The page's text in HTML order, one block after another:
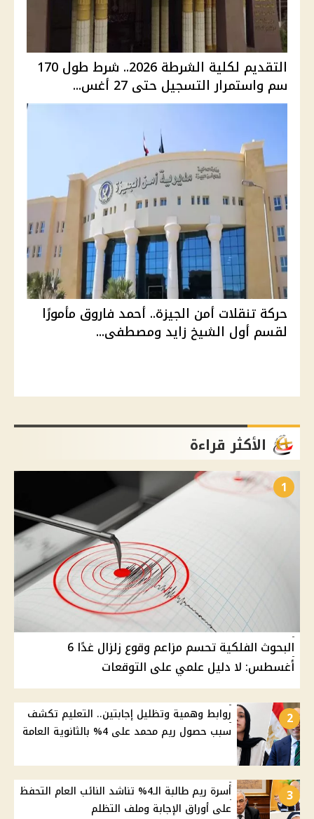
التقديم لكلية الشرطة 2026.. شرط طول 170
سم واستمرار التسجيل حتى 27 أغس...
حركة تنقلات أمن الجيزة.. أحمد فاروق مأمورًا
لقسم أول الشيخ زايد ومصطفى...
الأكثر قراءة
1
البحوث الفلكية تحسم مزاعم وقوع زلزال غدًا 6
أغسطس: لا دليل علمي على التوقعات
2
روابط وهمية وتظليل إجابتين.. التعليم تكشف
سبب حصول ريم محمد على 4% بالثانوية العامة
3
أسرة ريم طالبة الـ4% تناشد النائب العام التحفظ
على أوراق الإجابة وملف التظلم